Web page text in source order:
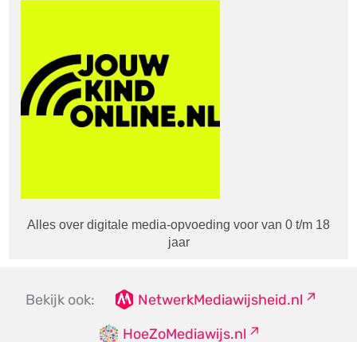
Alles over digitale media-opvoeding voor van 0 t/m 18
jaar
Bekijk ook:
NetwerkMediawijsheid.nl
HoeZoMediawijs.nl